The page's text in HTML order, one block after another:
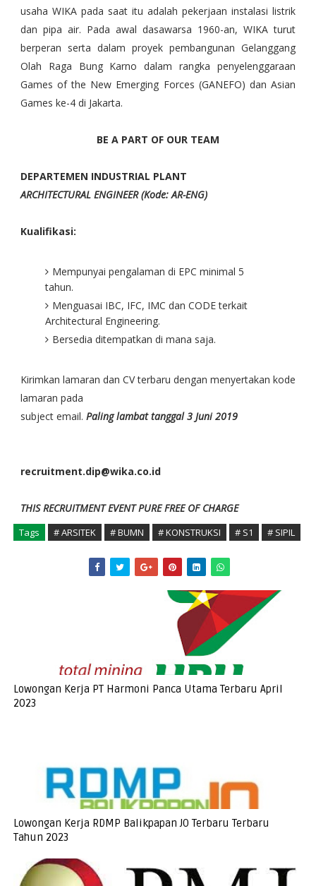
usaha WIKA pada saat itu adalah pekerjaan instalasi listrik
dan pipa air. Pada awal dasawarsa 1960-an, WIKA turut
berperan serta dalam proyek pembangunan Gelanggang
Olah Raga Bung Karno dalam rangka penyelenggaraan
Games of the New Emerging Forces (GANEFO) dan Asian
Games ke-4 di Jakarta.
BE A PART OF OUR TEAM
DEPARTEMEN INDUSTRIAL PLANT
ARCHITECTURAL ENGINEER (Kode: AR-ENG)
Kualifikasi:
Mempunyai pengalaman di EPC minimal 5
tahun.
Menguasai IBC, IFC, IMC dan CODE terkait
Architectural Engineering.
Bersedia ditempatkan di mana saja.
Kirimkan lamaran dan CV terbaru dengan menyertakan kode
lamaran pada
subject email. Paling lambat tanggal 3 Juni 2019
recruitment.dip@wika.co.id
THIS RECRUITMENT EVENT PURE FREE OF CHARGE
Tags # ARSITEK # BUMN # KONSTRUKSI # S1 # SIPIL
Lowongan Kerja PT Harmoni Panca Utama Terbaru April
2023
Lowongan Kerja RDMP Balikpapan JO Terbaru Terbaru
Tahun 2023